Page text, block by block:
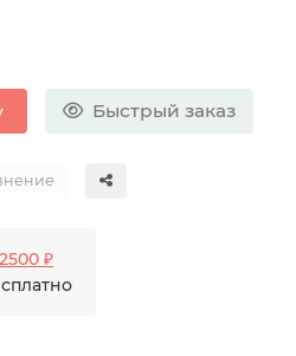
Быстрый заказ
₽